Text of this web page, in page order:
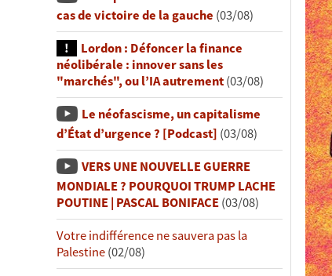
cas de victoire de la gauche (03/08)
Lordon : Défoncer la finance
néolibérale : innover sans les
"marchés", ou l’IA autrement(03/08)
Le néofascisme, un capitalisme
d’État d’urgence ? [Podcast] (03/08)
VERS UNE NOUVELLE GUERRE
MONDIALE ? POURQUOI TRUMP LACHE
POUTINE | PASCAL BONIFACE(03/08)
Votre indifférence ne sauvera pas la
Palestine(02/08)